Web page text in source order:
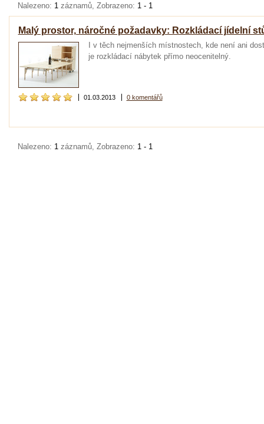
Nalezeno: 1 záznamů, Zobrazeno: 1 - 1
Malý prostor, náročné požadavky: Rozkládací jídelní
I v těch nejmenších místnostech, kde není ani
je rozkládací nábytek přímo neocenitelný.
01.03.2013 0 komentářů
Nalezeno: 1 záznamů, Zobrazeno: 1 - 1